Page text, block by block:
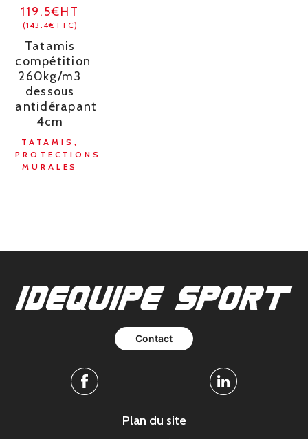
119.5€HT
(143.4€TTC)
Tatamis
compétition
260kg/m3
dessous
antidérapant
4cm
TATAMIS,
PROTECTIONS
MURALES
Contact
Facebook Linkedin
Plan du site